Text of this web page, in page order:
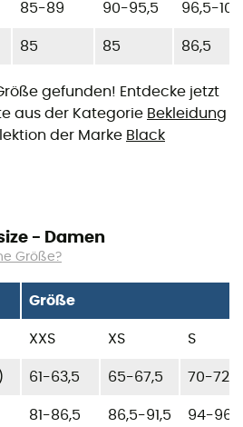
85-89 90-95,5 96,5-103
85 85 86,5
gefunden! Entdecke jetzt
aus der Kategorie Bekleidung
der Marke Black
- Damen
Größe?
Größe
XXS XS S
61-63,5 65-67,5 70-72,5
81-86,5 86,5-91,5 94-96,5